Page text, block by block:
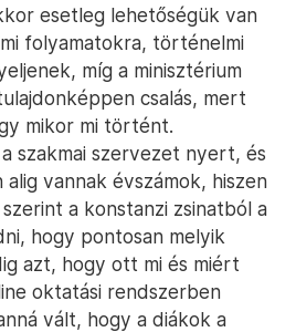
esetleg lehetőségük van
folyamatokra, történelmi
míg a minisztérium
csalás, mert
mikor mi történt.
szakmai szervezet nyert, és
alig vannak évszámok, hiszen
a konstanzi zsinatból a
hogy pontosan melyik
azt, hogy ott mi és miért
oktatási rendszerben
vált, hogy a diákok a